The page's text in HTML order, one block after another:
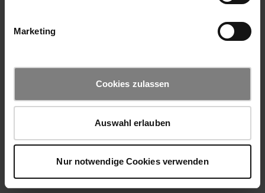
Marketing
Cookies zulassen
Auswahl erlauben
Nur notwendige Cookies verwenden